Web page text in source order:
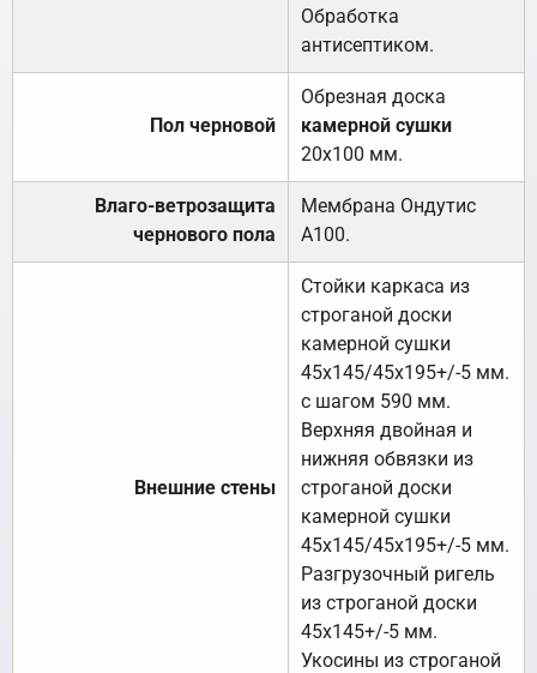
Обработка
антисептиком.
Пол черновой
Обрезная доска
камерной сушки
20х100 мм.
Влаго-ветрозащита
чернового пола
Мембрана Ондутис
А100.
Внешние стены
Стойки каркаса из
строганой доски
камерной сушки
45х145/45х195+/-5 мм.
с шагом 590 мм.
Верхняя двойная и
нижняя обвязки из
строганой доски
камерной сушки
45х145/45х195+/-5 мм.
Разгрузочный ригель
из строганой доски
45х145+/-5 мм.
Укосины из строганой